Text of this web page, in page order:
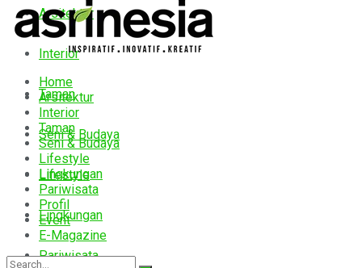
Arsitektur
Interior
Taman
Seni & Budaya
Lifestyle
Lingkungan
Pariwisata
Home
Arsitektur
Interior
Taman
Seni & Budaya
Lifestyle
Lingkungan
Pariwisata
Profil
Event
E-Magazine